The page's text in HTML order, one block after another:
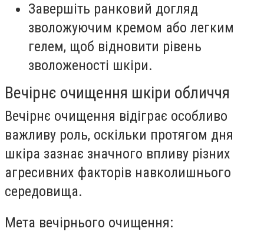
Завершіть ранковий догляд
зволожуючим кремом або легким
гелем, щоб відновити рівень
зволоженості шкіри.
Вечірнє очищення шкіри обличчя
Вечірнє очищення відіграє особливо
важливу роль, оскільки протягом дня
шкіра зазнає значного впливу різних
агресивних факторів навколишнього
середовища.
Мета вечірнього очищення: